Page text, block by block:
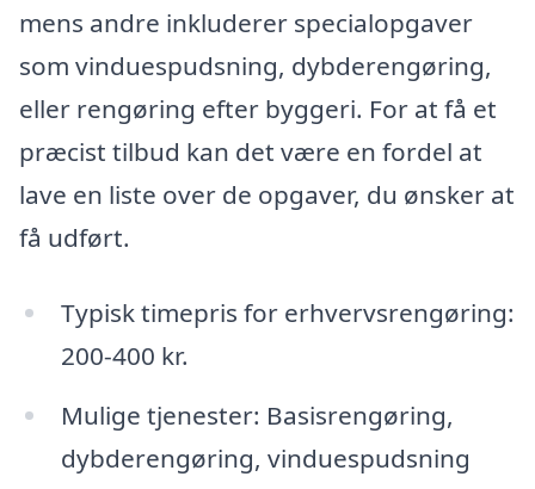
mens andre inkluderer specialopgaver
som vinduespudsning, dybderengøring,
eller rengøring efter byggeri. For at få et
præcist tilbud kan det være en fordel at
lave en liste over de opgaver, du ønsker at
få udført.
Typisk timepris for erhvervsrengøring:
200-400 kr.
Mulige tjenester: Basisrengøring,
dybderengøring, vinduespudsning